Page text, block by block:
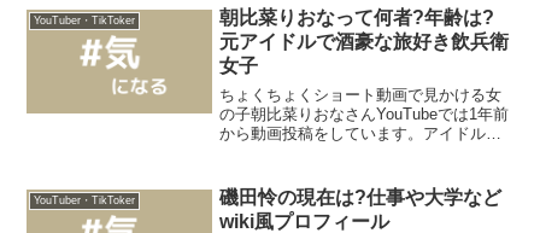
公開生年月日：2006年10月19日身長：
160...
YouTuber・TikToker
朝比菜りおなって何者?年齢は?
元アイドルで酒豪な旅好き飲兵衛
女子
ちょくちょくショート動画で見かける女
の子朝比菜りおなさんYouTubeでは1年前
から動画投稿をしています。アイドル志
菜りおなさんってどんな子？朝比菜りお
なさんは、年齢非...
YouTuber・TikToker
磯田怜の現在は?仕事や大学など
wiki風プロフィール